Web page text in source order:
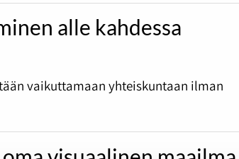
alle kahdessa
vaikuttamaan yhteiskuntaan ilman